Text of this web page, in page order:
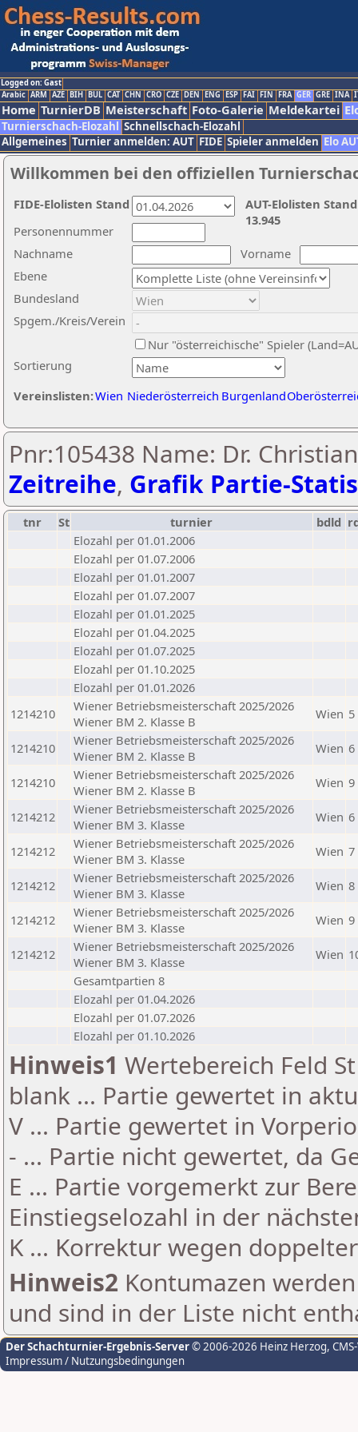
Logged on: Gast
Arabic ARM AZE BIH BUL CAT CHN CRO CZE DEN ENG ESP FAI FIN FRA GER GRE INA
Home TurnierDB Meisterschaft Foto-Galerie Meldekartei
Turnierschach-Elozahl Schnellschach-Elozahl
Allgemeines Turnier anmelden: AUT FIDE Spieler anmelden Elo
Willkommen bei den offiziellen
Nachname
Vorname
Ebene
Sortierung
Personennummer
Bundesland
Spgem./Kreis/Verein
Nur "österreichische" Spieler
Vereinslisten:Wien Niederösterreich Burgenland
AUT-Elolisten
13.945
FIDE-Elolisten Stand
Pnr:105438 Name: Dr.
Zeitreihe, Grafik Partie-
tnr St turnier bdld
Elozahl per 01.01.2006
Elozahl per 01.07.2006
Elozahl per 01.01.2007
Elozahl per 01.07.2007
Elozahl per 01.01.2025
Elozahl per 01.04.2025
Elozahl per 01.07.2025
Elozahl per 01.10.2025
Elozahl per 01.01.2026
1214210
Wiener Betriebsmeisterschaft 2025/2026
Wiener BM 2. Klasse B
Wien 5
1214210
Wiener Betriebsmeisterschaft 2025/2026
Wiener BM 2. Klasse B
Wien 6
1214210
Wiener Betriebsmeisterschaft 2025/2026
Wiener BM 2. Klasse B
Wien 9
1214212
Wiener Betriebsmeisterschaft 2025/2026
Wiener BM 3. Klasse
Wien 6
1214212
Wiener Betriebsmeisterschaft 2025/2026
Wiener BM 3. Klasse
Wien 7
1214212
Wiener Betriebsmeisterschaft 2025/2026
Wiener BM 3. Klasse
Wien 8
1214212
Wiener Betriebsmeisterschaft 2025/2026
Wiener BM 3. Klasse
Wien 9
1214212
Wiener Betriebsmeisterschaft 2025/2026
Wiener BM 3. Klasse
Wien
Gesamtpartien 8
Elozahl per 01.04.2026
Elozahl per 01.07.2026
Elozahl per 01.10.2026
Hinweis1 Wertebereich Feld
blank ... Partie gewertet in
V ... Partie gewertet in
- ... Partie nicht gewertet, da
E ... Partie vorgemerkt zur
Einstiegselozahl in der
K ... Korrektur wegen
Hinweis2 Kontumazen
und sind in der Liste nicht
Der Schachturnier-Ergebnis-Server© 2006-2026 Heinz Herzog,
Impressum / Nutzungsbedingungen